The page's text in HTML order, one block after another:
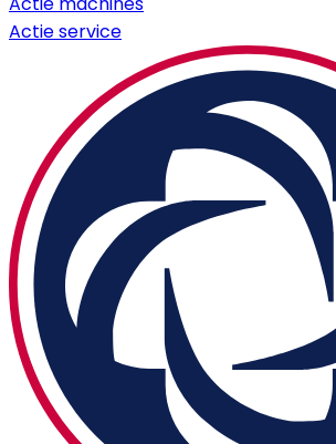
Actie service